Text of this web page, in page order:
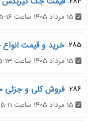
285. خرید و قیمت
286. فروش کلی و جزئی